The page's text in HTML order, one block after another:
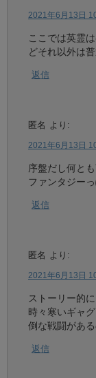
2021年6月13日
ここでは英霊
どそれ以外は
返信
匿名 より:
2021年6月13日
序盤だし何と
ファンタジー
返信
匿名 より:
2021年6月13日
ストーリー的
時々寒いギャ
倒な戦闘があ
返信